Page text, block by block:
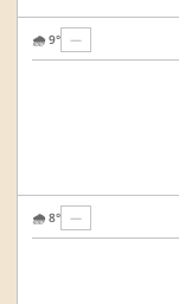
🌧️ 9° —
🌧️ 8° —